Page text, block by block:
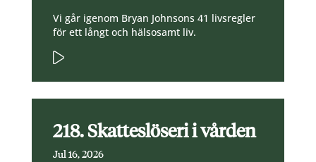
Vi går igenom Bryan Johnsons 41 livsregler
för ett långt och hälsosamt liv.
218. Skatteslöseri i vården
Jul 16, 2026